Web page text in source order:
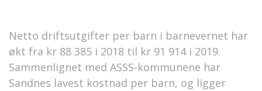
Netto driftsutgifter per barn i barnevernet har
økt fra kr 88 385 i 2018 til kr 91 914 i 2019.
Sammenlignet med ASSS-kommunene har
Sandnes lavest kostnad per barn, og ligger